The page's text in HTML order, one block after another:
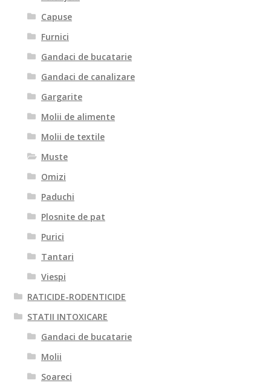
Capuse
Furnici
Gandaci de bucatarie
Gandaci de canalizare
Gargarite
Molii de alimente
Molii de textile
Muste
Omizi
Paduchi
Plosnite de pat
Purici
Tantari
Viespi
RATICIDE-RODENTICIDE
STATII INTOXICARE
Gandaci de bucatarie
Molii
Soareci